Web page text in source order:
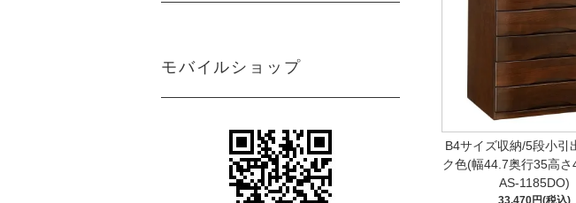
B4サイズ収納/5段小引
ク色(幅44.7奥行35高さ
AS-1185DO)
33,470円(税込)
モバイルショップ